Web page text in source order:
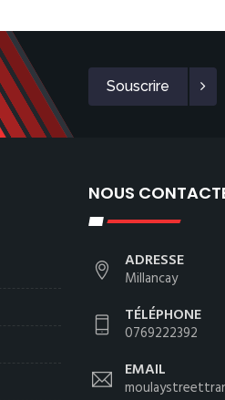
Souscrire
NOUS
ADRESSE
Millancay
TÉLÉPHONE
0769222392
EMAIL